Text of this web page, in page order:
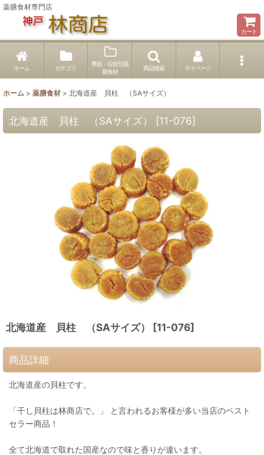
薬膳食材専門店
カート
ホーム カテゴリ
季節・症状別薬
膳食材
商品検索 マイページ
ホーム > 薬膳食材 > 北海道産 貝柱 （SAサイズ）
北海道産 貝柱 （SAサイズ） [11-076]
北海道産 貝柱 （SAサイズ） [11-076]
商品詳細
北海道産の貝柱です。
「干し貝柱は林商店で。」 と言われるお客様が多い当店のベスト
セラー商品！
全て北海道で取れた国産なので味と香りが違います。